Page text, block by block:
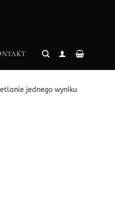
jednego wyniku